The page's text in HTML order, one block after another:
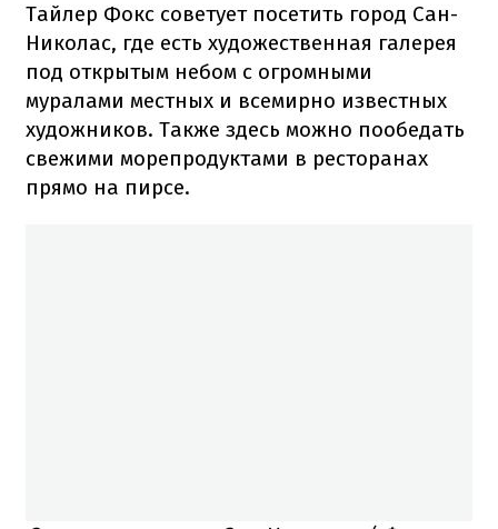
Тайлер Фокс советует посетить город Сан-
Николас, где есть художественная галерея
под открытым небом с огромными
муралами местных и всемирно известных
художников. Также здесь можно пообедать
свежими морепродуктами в ресторанах
прямо на пирсе.